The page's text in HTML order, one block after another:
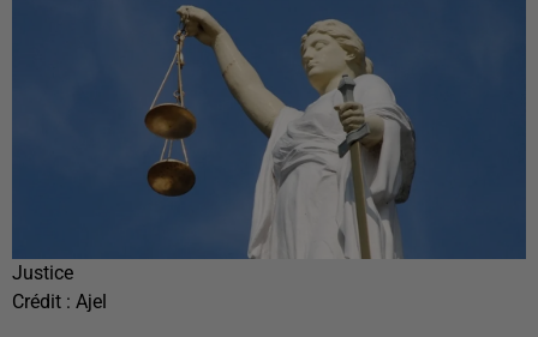
Justice
Crédit : Ajel